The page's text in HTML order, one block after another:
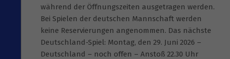
während der Öffnungszeiten ausgetragen werden.
Bei Spielen der deutschen Mannschaft werden
keine Reservierungen angenommen. Das nächste
Deutschland-Spiel: Montag, den 29. Juni 2026 –
Deutschland – noch offen – Anstoß 22.30 Uhr